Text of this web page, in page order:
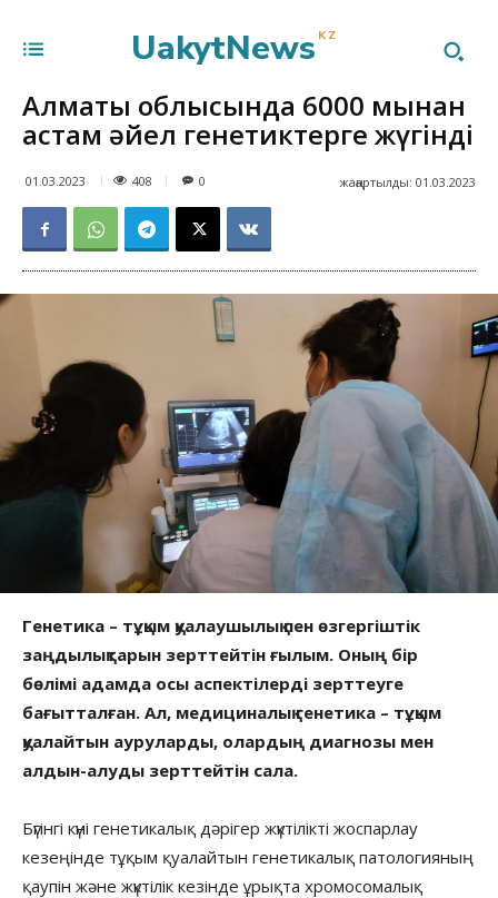
UakytNews KZ
Алматы облысында 6000 мыңнан
астам әйел генетиктерге жүгінді
01.03.2023 408 жаңартылды: 01.03.2023
0
Генетика – тұқым қуалаушылық пен өзгергіштік
заңдылықтарын зерттейтін ғылым. Оның бір
бөлімі адамда осы аспектілерді зерттеуге
бағытталған. Ал, медициналық генетика – тұқым
қуалайтын ауруларды, олардың диагнозы мен
алдын-алуды зерттейтін сала.
Бүгінгі күні генетикалық дәрігер жүктілікті жоспарлау
кезеңінде тұқым қуалайтын генетикалық патологияның
қаупін және жүктілік кезінде ұрықта хромосомалық